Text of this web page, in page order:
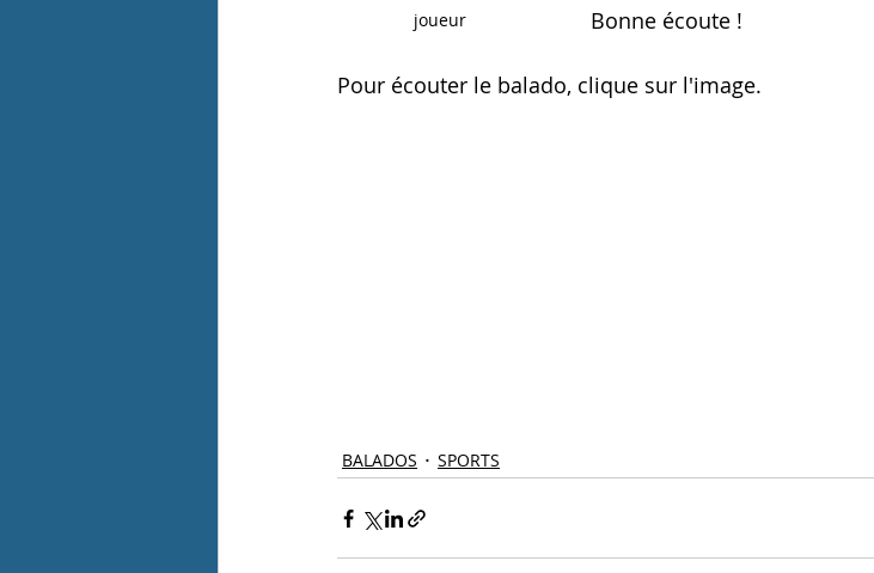
joueur
Bonne écoute !
Pour écouter le balado, clique sur l'image.
BALADOS SPORTS